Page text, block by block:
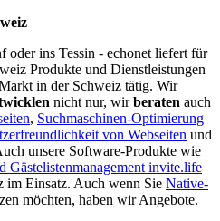
ins Tessin - echonet liefert für
Produkte und Dienstleistungen
in der Schweiz tätig. Wir
nicht nur, wirberaten auch
, Suchmaschinen-Optimierung
von Webseiten und
unsere Software-Produkte wie
Gästelistenmanagement invite.life
im Einsatz. Auch wenn Sie Native-
möchten, haben wir Angebote.